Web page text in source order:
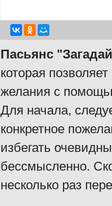
Пасьянс
которая
желания с
Для начала,
конкретное
избегать
бессмысленно.
несколько раз